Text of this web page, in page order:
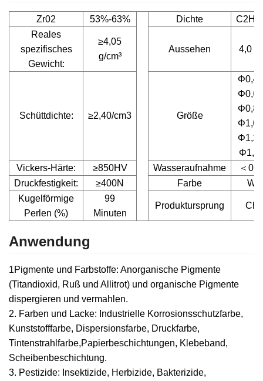
Zr02 53%-63% Dichte
Reales
spezifisches
Gewicht:
≥4,05
g/cm³
Aussehen 4,0 g/
Schüttdichte: ≥2,40/cm3 Größe
Vickers-Härte:
≥850HV Wasseraufnahme ＜
Druckfestigkeit:
≥400N Farbe
Kugelförmige
Perlen (%)
99
Minuten
Produktursprung
Anwendung
1Pigmente und Farbstoffe: Anorganische Pigmente
(Titandioxid, Ruß und Allitrot) und organische Pigmente
dispergieren und vermahlen.
2. Farben und Lacke: Industrielle Korrosionsschutzfarbe,
Kunststofffarbe, Dispersionsfarbe, Druckfarbe,
Tintenstrahlfarbe,Papierbeschichtungen, Klebeband,
Scheibenbeschichtung.
3. Pestizide: Insektizide, Herbizide, Bakterizide,